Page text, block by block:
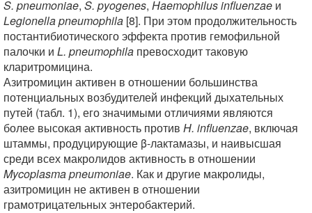
S. pneumoniae, S. pyogenes, Haemophilus influenzae и
Legionella pneumophila [8]. При этом продолжительность
постантибиотического эффекта против гемофильной
палочки и L. pneumophila превосходит таковую
кларитромицина.
Азитромицин активен в отношении большинства
потенциальных возбудителей инфекций дыхательных
путей (табл. 1), его значимыми отличиями являются
более высокая активность против H. influenzae, включая
штаммы, продуцирующие β-лактамазы, и наивысшая
среди всех макролидов активность в отношении
Mycoplasma pneumoniae. Как и другие макролиды,
азитромицин не активен в отношении
грамотрицательных энтеробактерий.